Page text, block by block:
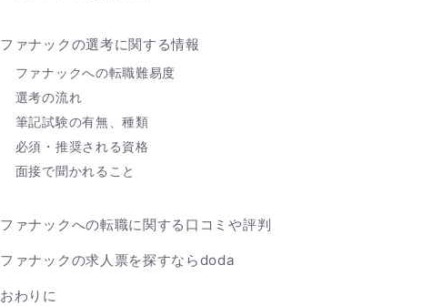
ファナックの選考に関する情報
ファナックへの転職難易度
選考の流れ
筆記試験の有無、種類
必須・推奨される資格
面接で聞かれること
ファナックへの転職に関する口コミや評判
ファナックの求人票を探すならdoda
おわりに